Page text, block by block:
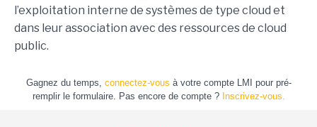
l’exploitation interne de systèmes de type cloud et
dans leur association avec des ressources de cloud
public.
Gagnez du temps, connectez-vous à votre compte LMI pour pré-
remplir le formulaire. Pas encore de compte ? Inscrivez-vous.